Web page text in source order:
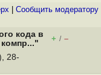
Cообщить модератору
кода в
+ / –
28-